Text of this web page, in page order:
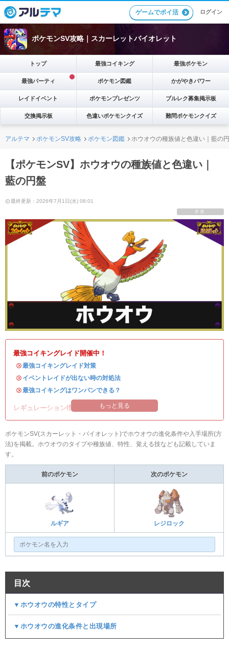
ゲームでポイ活 ログイン
ポケモンSV攻略｜スカーレットバイオレット
トップ 最強コイキング 最強ポケモン
最強パーティ ポケモン図鑑 かがやきパワー
レイドイベント ポケモンプレゼンツ ブルレク募集掲示板
交換掲示板 色違いポケモンクイズ 難問ポケモンクイズ
アルテマ ポケモンSV攻略 ポケモン図鑑 ホウオウの種族値と色違い｜藍の
【ポケモンSV】ホウオウの種族値と色違い｜
藍の円盤
最終更新：2026年7月1日(水) 08:01
PR
最強コイキングレイド開催中！
・最強コイキングレイド対策
・ イベントレイドが出ない時の対処法
・最強コイキングはワンパンできる？
レギュレーションI開催中！ もっと見る
ポケモンSV(スカーレット・バイオレット)でホウオウの進化条件や入手場所(方
法)を掲載。ホウオウのタイプや種族値、特性、覚える技なども記載していま
す。
前のポケモン 次のポケモン
ルギア レジロック
目次
▼ホウオウの特性とタイプ
▼ホウオウの進化条件と出現場所